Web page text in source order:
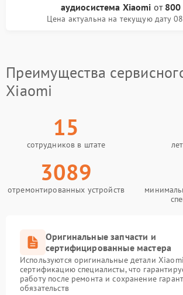
аудиосистема Xiaomi от 800
Цена актуальна на текущую дату
Преимущества
Xiaomi
15
сотрудников в штате
3089
отремонтированных устройств
Оригинальные запчасти и
сертифицированные мастера
Используются оригинальные детали
сертификацию специалисты, что
работу после ремонта и сохранение
обязательств